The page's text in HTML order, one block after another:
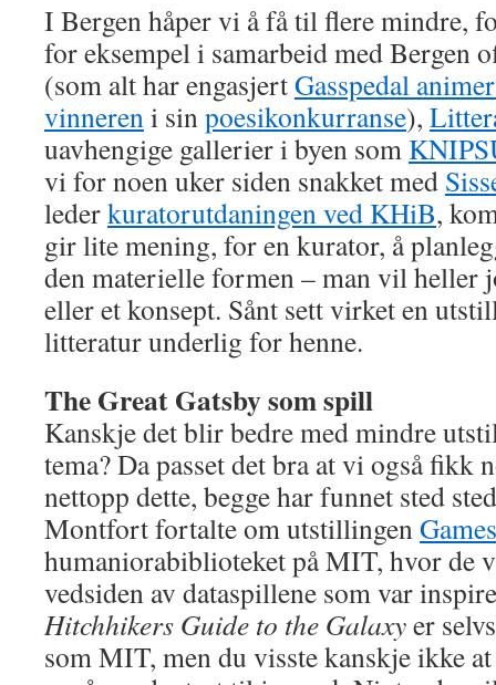
I Bergen håper vi å få til flere mindre,
for eksempel i samarbeid med Bergen
(som alt har engasjertGasspedal
vinnereni sinpoesikonkurranse),
uavhengige gallerier i byen som
vi for noen uker siden snakket med
lederkuratorutdaningen ved KHiB,
gir lite mening, for en kurator, å
den materielle formen – man vil heller
eller et konsept. Sånt sett virket en
litteratur underlig for henne.
The Great Gatsby som spill
Kanskje det blir bedre med mindre
tema? Da passet det bra at vi også fikk
nettopp dette, begge har funnet sted
Montfort fortalte om utstillingen
humaniorabiblioteket på MIT, hvor de
vedsiden av dataspillene som var
Hitchhikers Guide to the Galaxyer
som MIT, men du visste kanskje ikke